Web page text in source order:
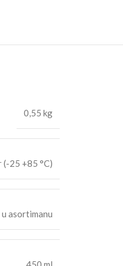
0,55 kg
(-25 +85 °C)
asortimanu